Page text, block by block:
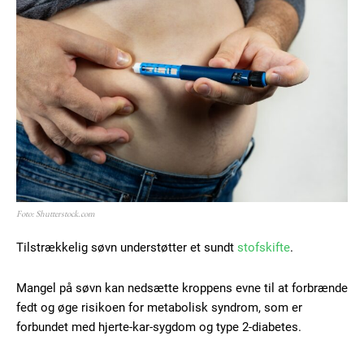
Foto: Shutterstock.com
Tilstrækkelig søvn understøtter et sundt stofskifte.
Mangel på søvn kan nedsætte kroppens evne til at forbrænde
fedt og øge risikoen for metabolisk syndrom, som er
forbundet med hjerte-kar-sygdom og type 2-diabetes.